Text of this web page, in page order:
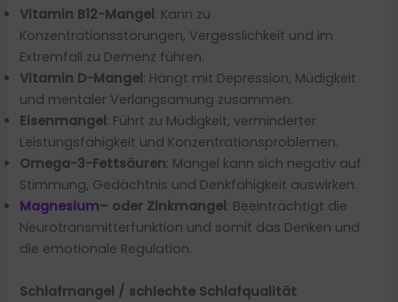
Vitamin B12-Mangel: Kann zu
Konzentrationsstörungen, Vergesslichkeit und im
Extremfall zu Demenz führen.
Vitamin D-Mangel: Hängt mit Depression, Müdigkeit
und mentaler Verlangsamung zusammen.
Eisenmangel: Führt zu Müdigkeit, verminderter
Leistungsfähigkeit und Konzentrationsproblemen.
Omega-3-Fettsäuren: Mangel kann sich negativ auf
Stimmung, Gedächtnis und Denkfähigkeit auswirken.
Magnesium– oder Zinkmangel: Beeinträchtigt die
Neurotransmitterfunktion und somit das Denken und
die emotionale Regulation.
Schlafmangel / schlechte Schlafqualität